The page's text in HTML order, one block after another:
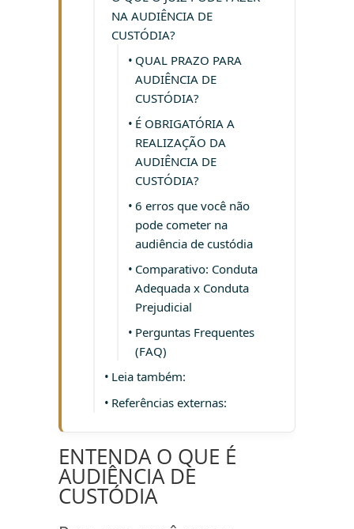
NA AUDIÊNCIA DE
CUSTÓDIA?
QUAL PRAZO PARA
AUDIÊNCIA DE
CUSTÓDIA?
É OBRIGATÓRIA A
REALIZAÇÃO DA
AUDIÊNCIA DE
CUSTÓDIA?
6 erros que você não
pode cometer na
audiência de custódia
Comparativo: Conduta
Adequada x Conduta
Prejudicial
Perguntas Frequentes
(FAQ)
Leia também:
Referências externas:
ENTENDA O QUE É
AUDIÊNCIA DE
CUSTÓDIA